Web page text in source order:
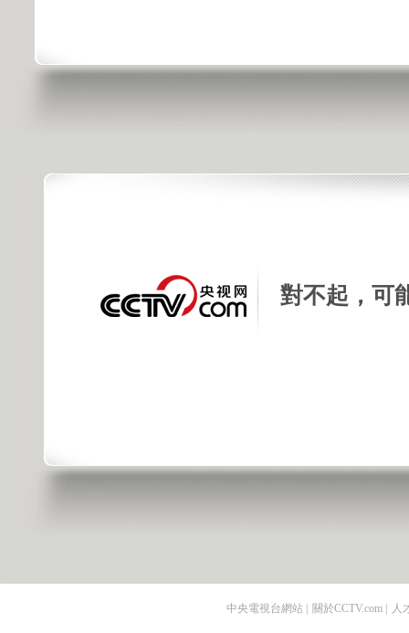
對不起，可
中央電視台網站 | 關於CCTV.com | 人